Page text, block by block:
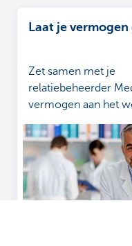
Laat je
Zet samen met je
relatiebeheerder
vermogen aan het